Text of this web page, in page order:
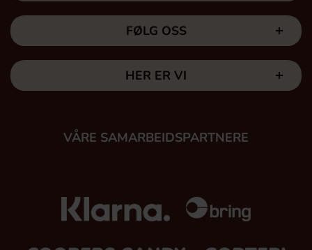
FØLG OSS
HER ER VI
VÅRE SAMARBEIDSPARTNERE